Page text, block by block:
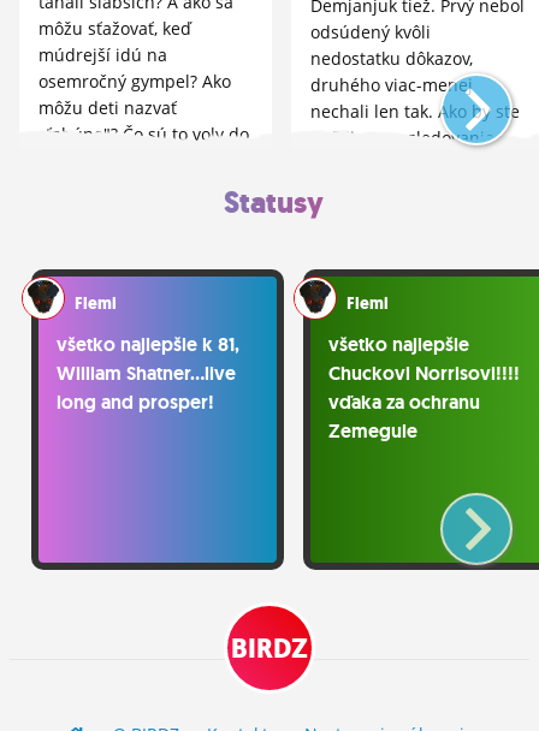
môžu sťažovať, keď
múdrejší idú na
osemročný gympel? Ako
môžu deti nazvať
,,ťahúne"? Čo sú to voly do
deti motivovať blbých a...
Demjanjuk tiež. Prvý nebol
odsúdený kvôli
nedostatku dôkazov,
druhého viac-menej
nechali len tak. Ako by ste
riešili prenasledovanie
http://savol. blog. sme.
Statusy
Flemi
všetko najlepšie k 81,
William Shatner...live
long and prosper!
Flemi
všetko najlepšie
Chuckovi Norrisovi!!!!
vďaka za ochranu
Zemegule
BIRDZ